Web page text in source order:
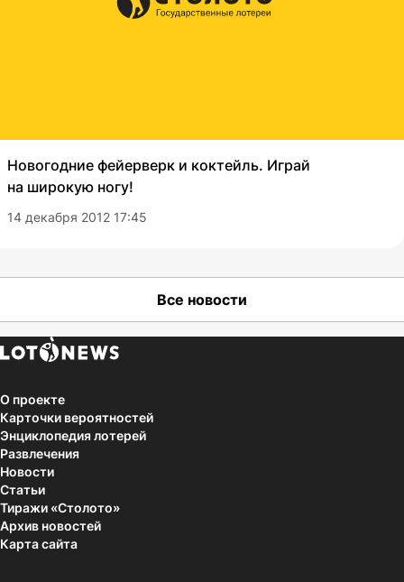
Новогодние фейерверк и коктейль. Играй
на широкую ногу!
14 декабря 2012 17:45
Все новости
О проекте
Карточки вероятностей
Энциклопедия лотерей
Развлечения
Новости
Статьи
Тиражи «Столото»
Архив новостей
Карта сайта